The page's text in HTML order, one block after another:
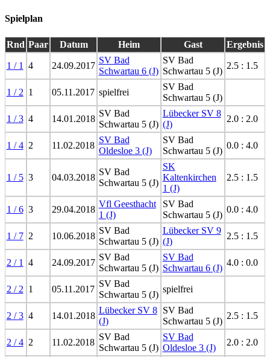
Spielplan
Rnd Paar Datum Heim Gast Ergebnis
1 / 1 4 24.09.2017
SV Bad
Schwartau 6 (J)
SV Bad
Schwartau 5 (J)
2.5 : 1.5
1 / 2 1 05.11.2017 spielfrei
SV Bad
Schwartau 5 (J)
1 / 3 4 14.01.2018
SV Bad
Schwartau 5 (J)
Lübecker SV 8
(J)
2.0 : 2.0
1 / 4 2 11.02.2018
SV Bad
Oldesloe 3 (J)
SV Bad
Schwartau 5 (J)
0.0 : 4.0
1 / 5 3 04.03.2018
SV Bad
Schwartau 5 (J)
SK
Kaltenkirchen
1 (J)
2.5 : 1.5
1 / 6 3 29.04.2018
Vfl Geesthacht
1 (J)
SV Bad
Schwartau 5 (J)
0.0 : 4.0
1 / 7 2 10.06.2018
SV Bad
Schwartau 5 (J)
Lübecker SV 9
(J)
2.5 : 1.5
2 / 1 4 24.09.2017
SV Bad
Schwartau 5 (J)
SV Bad
Schwartau 6 (J)
4.0 : 0.0
2 / 2 1 05.11.2017
SV Bad
Schwartau 5 (J)
spielfrei
2 / 3 4 14.01.2018
Lübecker SV 8
(J)
SV Bad
Schwartau 5 (J)
2.5 : 1.5
2 / 4 2 11.02.2018
SV Bad
Schwartau 5 (J)
SV Bad
Oldesloe 3 (J)
2.0 : 2.0